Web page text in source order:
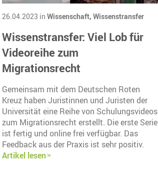
26.04.2023 in Wissenschaft, Wissenstransfer
Wissenstransfer: Viel Lob für
Videoreihe zum
Migrationsrecht
Gemeinsam mit dem Deutschen Roten
Kreuz haben Juristinnen und Juristen der
Universität eine Reihe von Schulungsvideos
zum Migrationsrecht erstellt. Die erste Serie
ist fertig und online frei verfügbar. Das
Feedback aus der Praxis ist sehr positiv.
Artikel lesen